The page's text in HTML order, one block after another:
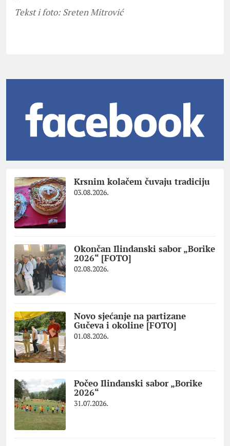
Tekst i foto: Sreten Mitrović
Krsnim kolačem čuvaju tradiciju
03.08.2026.
Okončan Ilindanski sabor „Borike
2026“ [FOTO]
02.08.2026.
Novo sjećanje na partizane
Gučeva i okoline [FOTO]
01.08.2026.
Počeo Ilindanski sabor „Borike
2026“
31.07.2026.